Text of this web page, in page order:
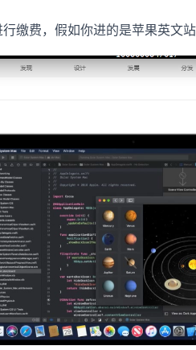
缴费，假如你进的是苹果英文